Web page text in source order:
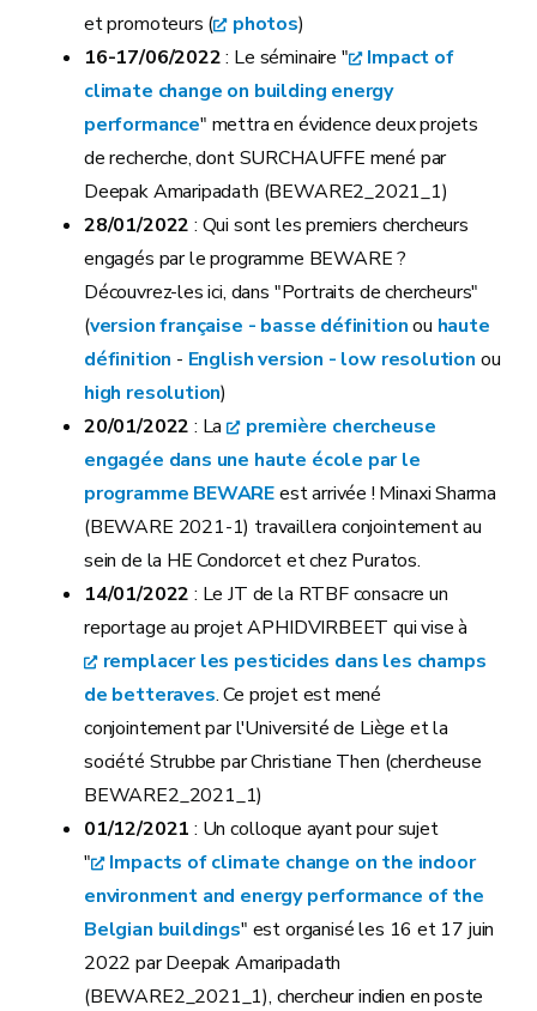
et promoteurs (
photos)
16-17/06/2022: Le séminaire "
Impact of
climate change on building energy
performance" mettra en évidence deux projets
de recherche, dont SURCHAUFFE mené par
Deepak Amaripadath (BEWARE2_2021_1)
28/01/2022 : Qui sont les premiers chercheurs
engagés par le programme BEWARE ?
Découvrez-les ici, dans "Portraits de chercheurs"
(version française - basse définitionou haute
définition - English version - low resolution ou
high resolution)
20/01/2022 : La
première chercheuse
engagée dans une haute école par le
programme BEWAREest arrivée ! Minaxi Sharma
(BEWARE 2021-1) travaillera conjointement au
sein de la HE Condorcet et chez Puratos.
14/01/2022 : Le JT de la RTBF consacre un
reportage au projet APHIDVIRBEET qui vise à
remplacer les pesticides dans les champs
de betteraves. Ce projet est mené
conjointement par l'Université de Liège et la
société Strubbe par Christiane Then (chercheuse
BEWARE2_2021_1)
01/12/2021 : Un colloque ayant pour sujet
"
Impacts of climate change on the indoor
environment and energy performance of the
Belgian buildings" est organisé les 16 et 17 juin
2022 par Deepak Amaripadath
(BEWARE2_2021_1), chercheur indien en poste